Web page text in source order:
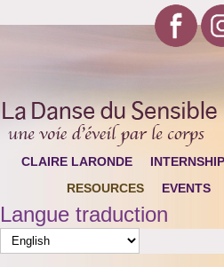
CLAIRE LARONDE
RESOURCES
EVENTS
Langue traduction